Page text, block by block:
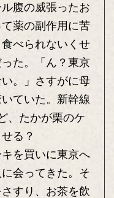
腹の威張ったお
薬の副作用に苦
べられないくせ
た。「ん？東京
。」さすがに母
ていた。新幹線
、たかが栗のケ
る？
を買いに東京へ
会ってきた。そ
すり、お茶を飲